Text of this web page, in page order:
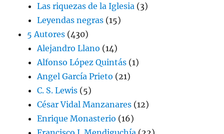
Las riquezas de la Iglesia (3)
Leyendas negras (15)
5 Autores (430)
Alejandro Llano (14)
Alfonso López Quintás (1)
Angel García Prieto (21)
C. S. Lewis (5)
César Vidal Manzanares (12)
Enrique Monasterio (16)